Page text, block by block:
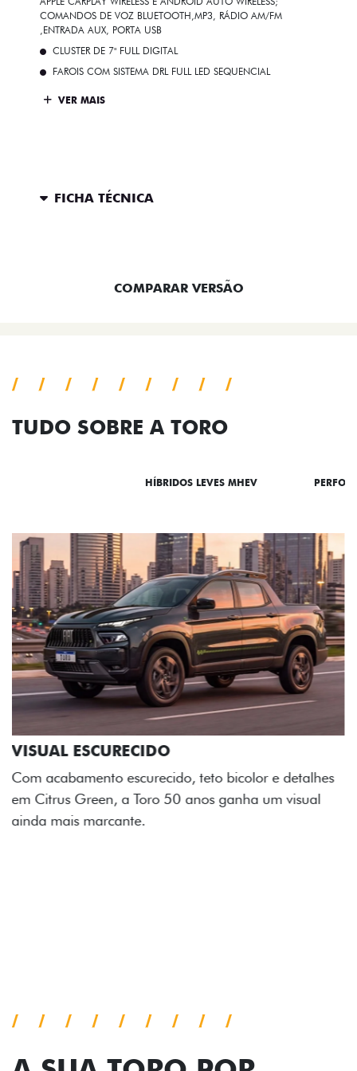
COMANDOS DE VOZ BLUETOOTH,MP3, RÁDIO AM/FM
,ENTRADA AUX, PORTA USB
CLUSTER DE 7" FULL DIGITAL
FAROIS COM SISTEMA DRL FULL LED SEQUENCIAL
VER MAIS
FICHA TÉCNICA
COMPARAR VERSÃO
TUDO SOBRE A TORO
HÍBRIDOS LEVES MHEV
ADESIVOS ESTILIZADOS
Os adesivos aplicados no capô e nas laterais
reforçam a identidade única dessa edição para lá de
comemorativa.
TODOS OS ÂNGULOS